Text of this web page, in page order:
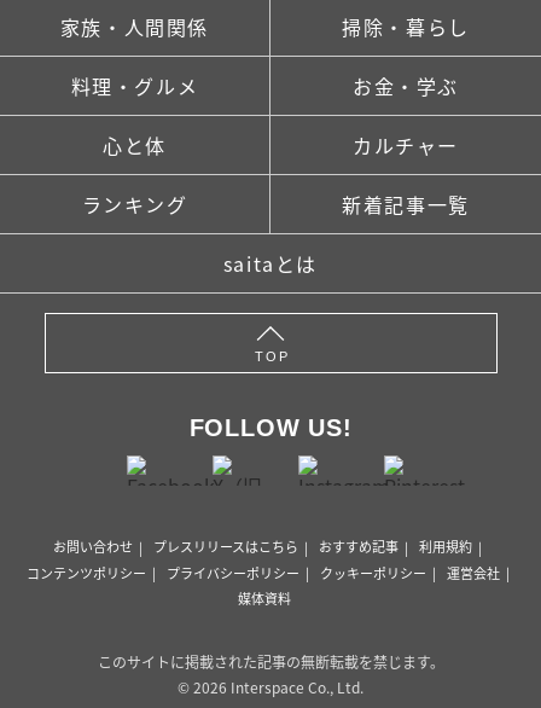
家族・人間関係 掃除・暮らし
料理・グルメ お金・学ぶ
心と体 カルチャー
ランキング 新着記事一覧
saitaとは
TOP
FOLLOW US!
お問い合わせ プレスリリースはこちら おすすめ記事
利用規約
コンテンツポリシー
プライバシーポリシー クッキーポリシー
運営会社
媒体資料
このサイトに掲載された記事の無断転載を禁じます。
© 2026 Interspace Co., Ltd.